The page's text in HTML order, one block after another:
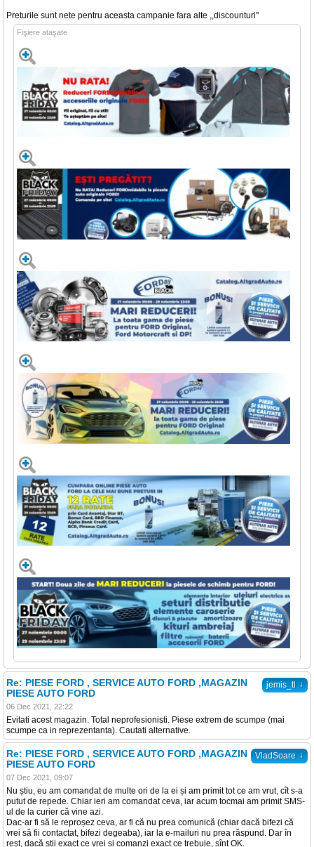
Preturile sunt nete pentru aceasta campanie fara alte ,,discounturi''
Fişiere ataşate
jemis_tl ↓
Re: PIESE FORD , SERVICE AUTO FORD ,MAGAZIN
PIESE AUTO FORD
06 Dec 2021, 22:22
Evitati acest magazin. Total neprofesionisti. Piese extrem de scumpe (mai
scumpe ca in reprezentanta). Cautati alternative.
VladSoare ↓
Re: PIESE FORD , SERVICE AUTO FORD ,MAGAZIN
PIESE AUTO FORD
07 Dec 2021, 09:07
Nu știu, eu am comandat de multe ori de la ei și am primit tot ce am vrut, cît s-a
putut de repede. Chiar ieri am comandat ceva, iar acum tocmai am primit SMS-
ul de la curier că vine azi.
Dac-ar fi să le reproșez ceva, ar fi că nu prea comunică (chiar dacă bifezi că
vrei să fii contactat, bifezi degeaba), iar la e-mailuri nu prea răspund. Dar în
rest, dacă știi exact ce vrei și comanzi exact ce trebuie, sînt OK.